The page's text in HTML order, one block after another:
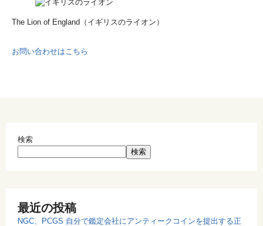
The Lion of England（イギリスのライオン）
お問い合わせはこちら
検索
検索
最近の投稿
NGC、PCGS 自分で鑑定会社にアンティークコインを提出する正